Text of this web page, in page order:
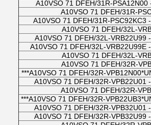
A10VSO 71 DFEH/31R-PSA12N00
A10VSO 71 DFEH/31R-
A10VSO 71 DFEH/31R-PSC92KC3
A10VSO 71 DFEH/32L-
A10VSO 71 DFEH/32L-VRB22U99
A10VSO 71 DFEH/32L-VRB22U99E
A10VSO 71 DFEH/32L-
A10VSO 71 DFEH/32R-
A10VSO 71 DFEH/32R-
A10VSO 71 DFEH/32R-VPB22U01
A10VSO 71 DFEH/32R-
A10VSO 71 DFEH/32R-
A10VSO 71 DFEH/32R-VPB32U01
A10VSO 71 DFEH/32R-VPB32U99